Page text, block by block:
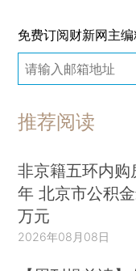
免费订阅财新网主
推荐阅读
非京籍五环内购
年 北京市公积
万元
2026年08月08日